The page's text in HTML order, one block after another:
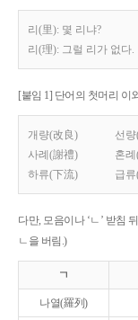
리(里): 몇 리냐?
리(理): 그럴 리가 없다.
[붙임 1] 단어의 첫머리 이
개량(改良) 선
사례(謝禮)
혼
하류(下流)
급
다만, 모음이나 ‘ㄴ’ 받침
ㄴ을 버림.)
ㄱ
나열(羅列)